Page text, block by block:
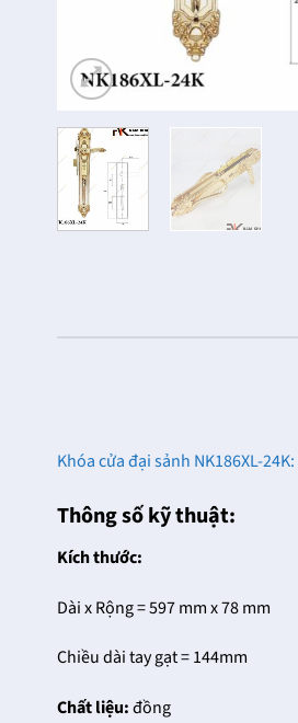
Khóa cửa đại sảnh NK186XL-24K:
Thông số kỹ thuật:
Kích thước:
Dài x Rộng = 597 mm x 78 mm
Chiều dài tay gạt = 144mm
Chất liệu:đồng